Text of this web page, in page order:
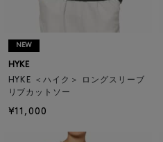
NEW
HYKE
HYKE ＜ハイク＞ ロングスリーブ
リブカットソー
¥11,000